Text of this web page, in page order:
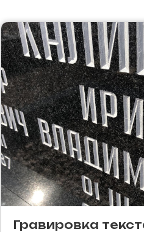
Гравировка